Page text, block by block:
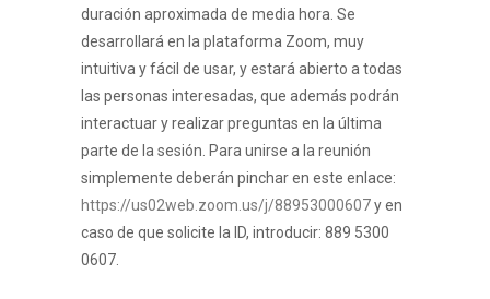
duración aproximada de media hora. Se
desarrollará en la plataforma Zoom, muy
intuitiva y fácil de usar, y estará abierto a todas
las personas interesadas, que además podrán
interactuar y realizar preguntas en la última
parte de la sesión. Para unirse a la reunión
simplemente deberán pinchar en este enlace:
https://us02web.zoom.us/j/88953000607y en
caso de que solicite la ID, introducir: 889 5300
0607.